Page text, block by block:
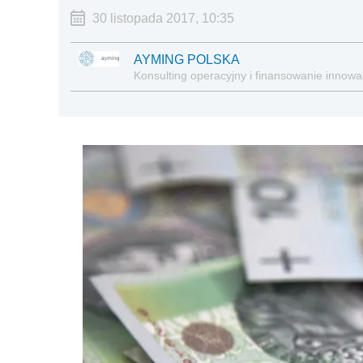
30 listopada 2017, 10:35
AYMING POLSKA
Konsulting operacyjny i finansowanie